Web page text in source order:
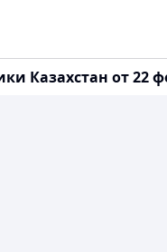
Казахстан от 22